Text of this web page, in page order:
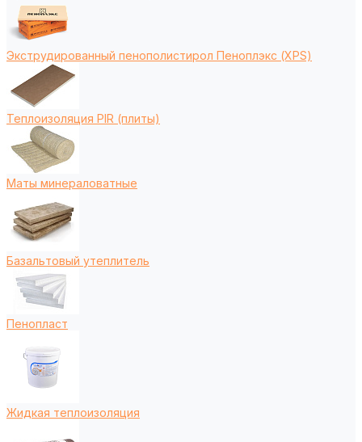
Экструдированный пенополистирол Пеноплэкс (XPS)
Теплоизоляция PIR (плиты)
Маты минераловатные
Базальтовый утеплитель
Пенопласт
Жидкая теплоизоляция